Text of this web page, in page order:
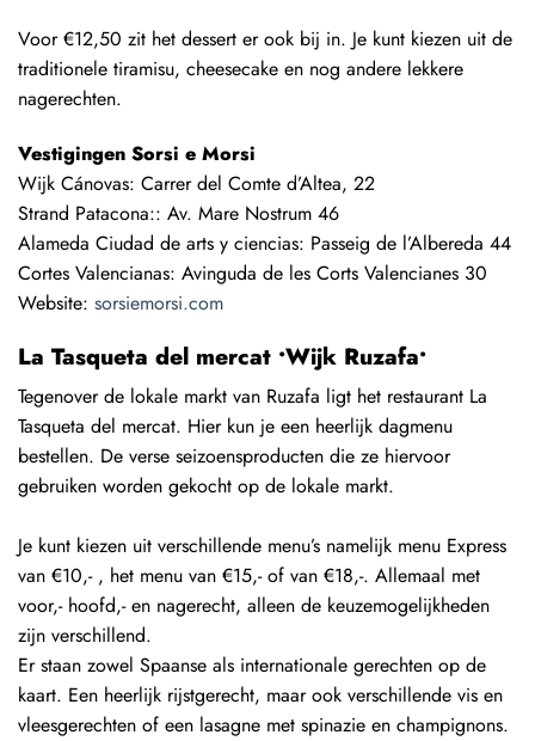
Voor €12,50 zit het dessert er ook bij in. Je kunt kiezen uit de
traditionele tiramisu, cheesecake en nog andere lekkere
nagerechten.
Vestigingen Sorsi e Morsi
Wijk Cánovas: Carrer del Comte d’Altea, 22
Strand Patacona:: Av. Mare Nostrum 46
Alameda Ciudad de arts y ciencias: Passeig de l’Albereda 44
Cortes Valencianas: Avinguda de les Corts Valencianes 30
Website: sorsiemorsi.com
La Tasqueta del mercat •Wijk Ruzafa•
Tegenover de lokale markt van Ruzafa ligt het restaurant La
Tasqueta del mercat. Hier kun je een heerlijk dagmenu
bestellen. De verse seizoensproducten die ze hiervoor
gebruiken worden gekocht op de lokale markt.
Je kunt kiezen uit verschillende menu’s namelijk menu Express
van €10,- , het menu van €15,- of van €18,-. Allemaal met
voor,- hoofd,- en nagerecht, alleen de keuzemogelijkheden
zijn verschillend.
Er staan zowel Spaanse als internationale gerechten op de
kaart. Een heerlijk rijstgerecht, maar ook verschillende vis en
vleesgerechten of een lasagne met spinazie en champignons.